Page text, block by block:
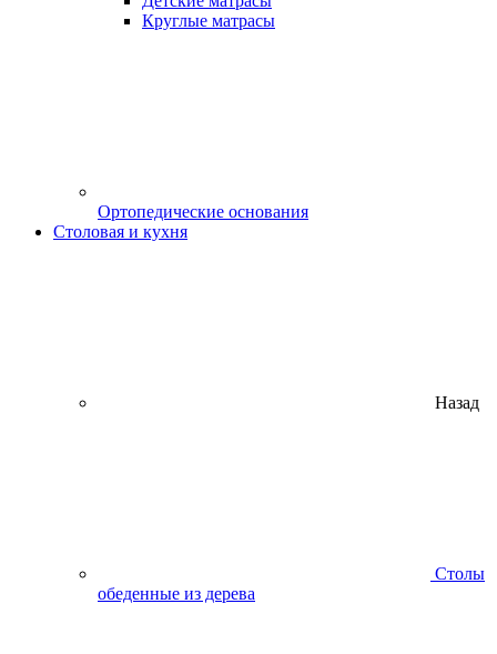
Круглые матрасы
Ортопедические основания
Столовая и кухня
Назад
Столы
обеденные из дерева